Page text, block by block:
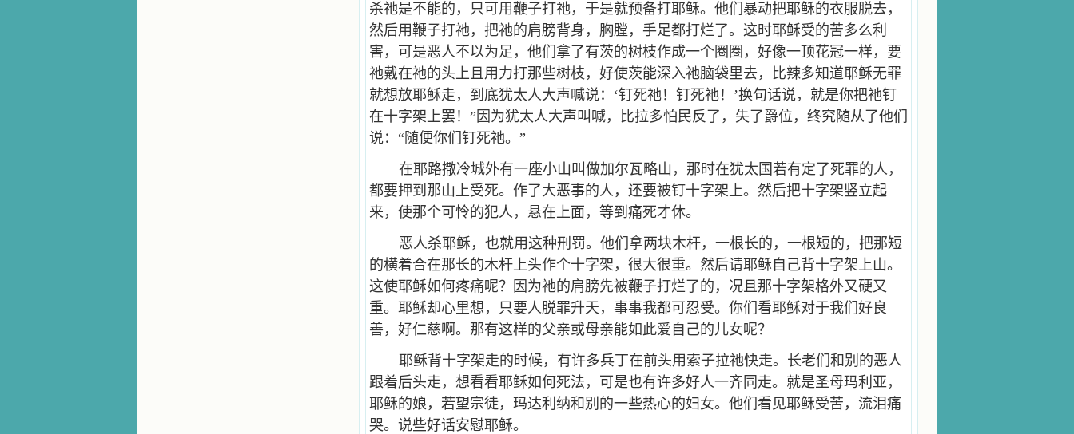
杀祂是不能的，只可用鞭子打祂，于是就预备打耶稣。他们暴动把耶稣的衣服脱去，
然后用鞭子打祂，把祂的肩膀背身，胸膛，手足都打烂了。这时耶稣受的苦多么利
害，可是恶人不以为足，他们拿了有茨的树枝作成一个圈圈，好像一顶花冠一样，要
祂戴在祂的头上且用力打那些树枝，好使茨能深入祂脑袋里去，比辣多知道耶稣无罪
就想放耶稣走，到底犹太人大声喊说：‘钉死祂！钉死祂！’换句话说，就是你把祂钉
在十字架上罢！”因为犹太人大声叫喊，比拉多怕民反了，失了爵位，终究随从了他们
说：“随便你们钉死祂。”
在耶路撒冷城外有一座小山叫做加尔瓦略山，那时在犹太国若有定了死罪的人，
都要押到那山上受死。作了大恶事的人，还要被钉十字架上。然后把十字架竖立起
来，使那个可怜的犯人，悬在上面，等到痛死才休。
恶人杀耶稣，也就用这种刑罚。他们拿两块木杆，一根长的，一根短的，把那短
的横着合在那长的木杆上头作个十字架，很大很重。然后请耶稣自己背十字架上山。
这使耶稣如何疼痛呢？因为祂的肩膀先被鞭子打烂了的，况且那十字架格外又硬又
重。耶稣却心里想，只要人脱罪升天，事事我都可忍受。你们看耶稣对于我们好良
善，好仁慈啊。那有这样的父亲或母亲能如此爱自己的儿女呢？
耶稣背十字架走的时候，有许多兵丁在前头用索子拉祂快走。长老们和别的恶人
跟着后头走，想看看耶稣如何死法，可是也有许多好人一齐同走。就是圣母玛利亚，
耶稣的娘，若望宗徒，玛达利纳和别的一些热心的妇女。他们看见耶稣受苦，流泪痛
哭。说些好话安慰耶稣。